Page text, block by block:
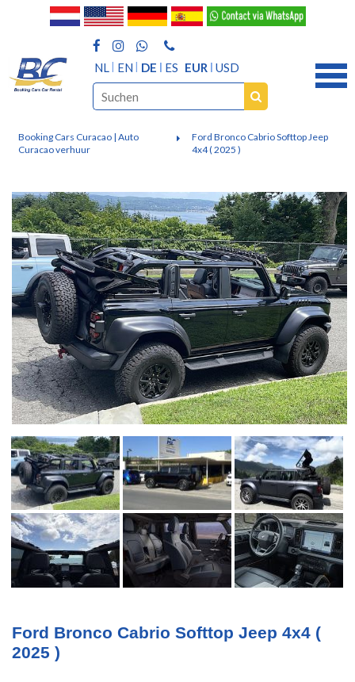
NL EN DE ES EUR USD
Booking Cars Curacao | Auto
Curacao verhuur
Ford Bronco Cabrio Softtop Jeep
4x4 ( 2025 )
Ford Bronco Cabrio Softtop Jeep 4x4 (
2025 )